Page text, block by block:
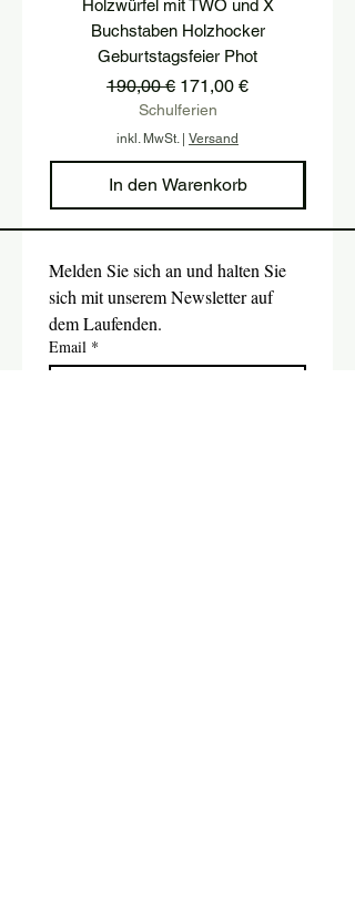
Holzwürfel mit TWO und X
Buchstaben Holzhocker
Geburtstagsfeier Phot
Standardpreis
190,00 € Sale-Preis
171,00 €
Schulferien
inkl. MwSt. | Versand
In den Warenkorb
Melden Sie sich an und halten Sie
sich mit unserem Newsletter auf
dem Laufenden.
Email *